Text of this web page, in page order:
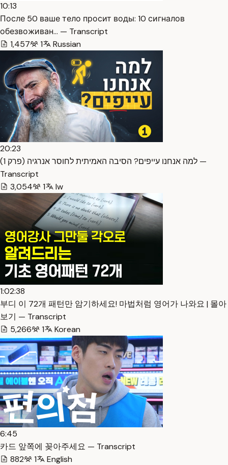
10:13
После 50 ваше тело просит воды: 10 сигналов
обезвоживан… — Transcript
1,457
1 Russian
20:23
למה אנחנו עייפים? הסיבה האמיתית לחוסר אנרגיה (פרק 1) —
Transcript
3,054
1 Iw
1:02:38
부디 이 72개 패턴만 암기하세요! 마법처럼 영어가 나와요 | 몰아
보기 — Transcript
5,266
1 Korean
6:45
카드 앞쪽에 꽂아주세요 — Transcript
882
1 English